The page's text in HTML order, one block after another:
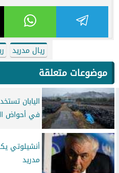
ريال مدريد
موضوعات متعلقة
اليابان
في أحواض
أنشيلوتي
مدريد